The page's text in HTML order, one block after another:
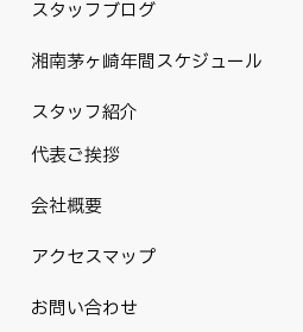
スタッフブログ
湘南茅ヶ崎年間スケジュール
スタッフ紹介
代表ご挨拶
会社概要
アクセスマップ
お問い合わせ